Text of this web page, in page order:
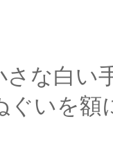
額に
ぐいを